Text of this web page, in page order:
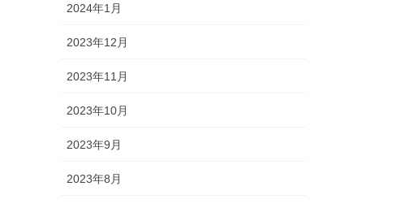
2024年1月
2023年12月
2023年11月
2023年10月
2023年9月
2023年8月